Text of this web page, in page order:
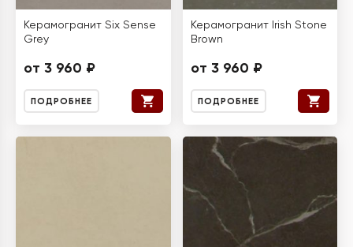
Керамогранит Six Sense
Grey
от 3 960 ₽
ПОДРОБНЕЕ
Керамогранит Irish Stone
Brown
от 3 960 ₽
ПОДРОБНЕЕ